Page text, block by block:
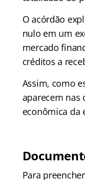
O acórdão
nulo em um
mercado
créditos a
Assim, como
aparecem nas
econômica da
Para